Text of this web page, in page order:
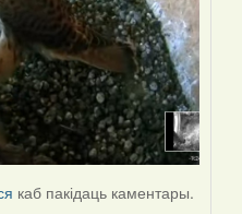
каб пакідаць каментары.